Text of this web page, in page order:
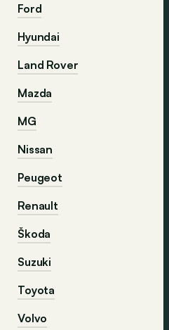
Ford
Hyundai
Land Rover
Mazda
MG
Nissan
Peugeot
Renault
Škoda
Suzuki
Toyota
Volvo